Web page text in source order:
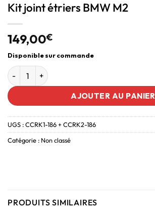
Kit joint étriers BMW M2
149,00€
Disponible sur commande
AJOUTER AU PANIER
UGS :CCRK1-186 + CCRK2-186
Catégorie : Non classé
PRODUITS SIMILAIRES